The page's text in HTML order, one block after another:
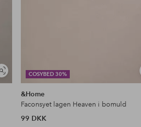
Se
lignende
COSYBED 30%
&Home
Faconsyet lagen Heaven i bomuld
99 DKK